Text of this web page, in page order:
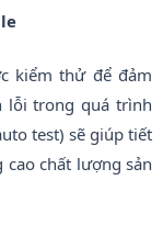
kiểm thử để đảm
lỗi trong quá trình
test) sẽ giúp tiết
chất lượng sản